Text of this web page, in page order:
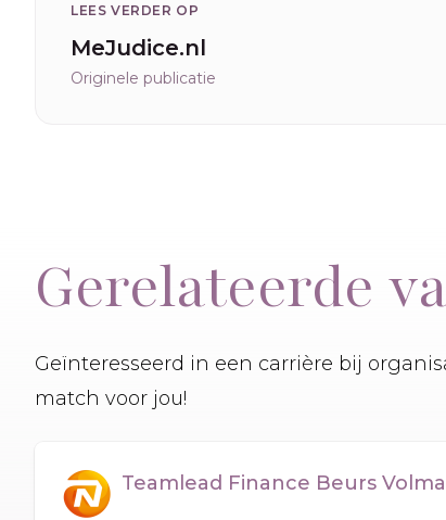
LEES VERDER OP
MeJudice.nl
Originele publicatie
Gerelateerde
Geïnteresseerd in een carrière bij
match voor jou!
Teamlead Finance Beurs